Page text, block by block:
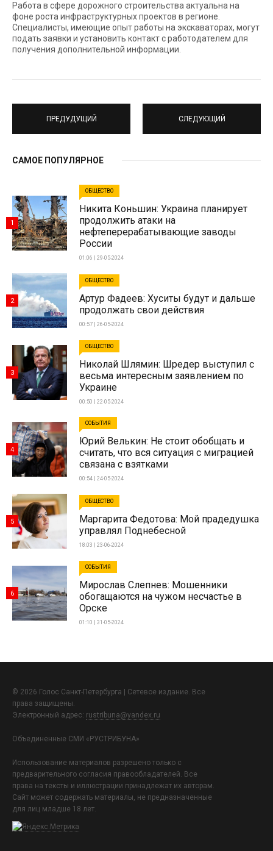
Работа в сфере дорожного строительства актуальна на
фоне роста инфраструктурных проектов в регионе.
Специалисты, имеющие опыт работы на экскаваторах, могут
подать заявки и установить контакт с работодателем для
получения дополнительной информации.
ПРЕДУДУЩИЙ СЛЕДУЮЩИЙ
САМОЕ ПОПУЛЯРНОЕ
ОБЩЕСТВО
Никита Коньшин: Украина планирует
продолжить атаки на
нефтеперерабатывающие заводы
России
01:06 | 29-05-2024
1
ОБЩЕСТВО
Артур Фадеев: Хуситы будут и дальше
продолжать свои действия
00:57 | 26-05-2024
2
ОБЩЕСТВО
Николай Шлямин: Шредер выступил с
весьма интересным заявлением по
Украине
00:50 | 22-05-2024
3
СОБЫТИЯ
Юрий Велькин: Не стоит обобщать и
считать, что вся ситуация с миграцией
связана с взятками
00:54 | 24-05-2024
4
ОБЩЕСТВО
Маргарита Федотова: Мой прадедушка
управлял Поднебесной
18:03 | 23-06-2024
5
СОБЫТИЯ
Мирослав Слепнев: Мошенники
обогащаются на чужом несчастье в
Орске
01:10 | 31-05-2024
6
© 2026 Голос Санкт-Петербурга | Сетевое издание. Все
права защищены.
Электронный адрес: rustribuna@yandex.ru
Объединенные СМИ «РУСТРИБУНА»
Использование материалов разрешено только с
предварительного согласия правообладателей. Все
права на тексты и иллюстрации принадлежат их авторам.
Сайт может содержать материалы, не предназначенные
для лиц младше 18 лет.